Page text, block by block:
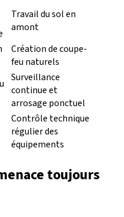
Travail du sol en
amont
Création de coupe-
feu naturels
Surveillance
continue et
arrosage ponctuel
Contrôle technique
régulier des
équipements
toujours